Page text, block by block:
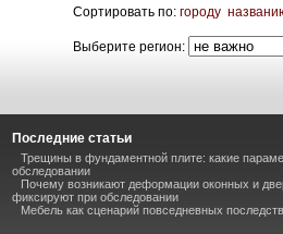
Сортировать по: городу
Выберите регион:
Последние статьи
Трещины в фундаментной плите: какие
обследовании
Почему возникают деформации оконных и
фиксируют при обследовании
Мебель как сценарий повседневных